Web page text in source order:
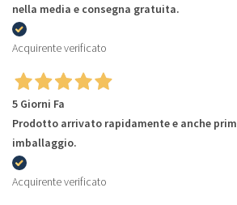
nella media e consegna gratuita.
Acquirente verificato
5 Giorni Fa
Prodotto arrivato rapidamente e anche
imballaggio.
Acquirente verificato